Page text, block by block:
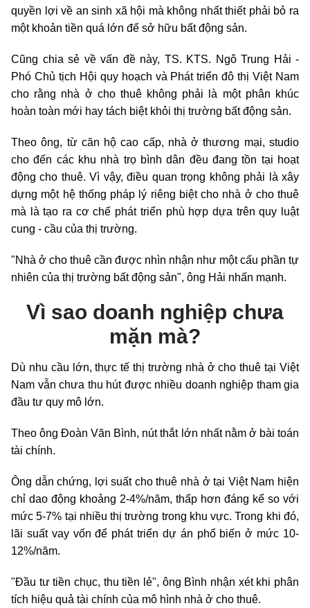
quyền lợi về an sinh xã hội mà không nhất thiết phải bỏ ra
một khoản tiền quá lớn để sở hữu bất động sản.
Cũng chia sẻ về vấn đề này, TS. KTS. Ngô Trung Hải -
Phó Chủ tịch Hội quy hoạch và Phát triển đô thị Việt Nam
cho rằng nhà ở cho thuê không phải là một phân khúc
hoàn toàn mới hay tách biệt khỏi thị trường bất động sản.
Theo ông, từ căn hộ cao cấp, nhà ở thương mại, studio
cho đến các khu nhà trọ bình dân đều đang tồn tại hoạt
động cho thuê. Vì vậy, điều quan trọng không phải là xây
dựng một hệ thống pháp lý riêng biệt cho nhà ở cho thuê
mà là tạo ra cơ chế phát triển phù hợp dựa trên quy luật
cung - cầu của thị trường.
"Nhà ở cho thuê cần được nhìn nhận như một cấu phần tự
nhiên của thị trường bất động sản", ông Hải nhấn mạnh.
Vì sao doanh nghiệp chưa
mặn mà?
Dù nhu cầu lớn, thực tế thị trường nhà ở cho thuê tại Việt
Nam vẫn chưa thu hút được nhiều doanh nghiệp tham gia
đầu tư quy mô lớn.
Theo ông Đoàn Văn Bình, nút thắt lớn nhất nằm ở bài toán
tài chính.
Ông dẫn chứng, lợi suất cho thuê nhà ở tại Việt Nam hiện
chỉ dao động khoảng 2-4%/năm, thấp hơn đáng kể so với
mức 5-7% tại nhiều thị trường trong khu vực. Trong khi đó,
lãi suất vay vốn để phát triển dự án phổ biến ở mức 10-
12%/năm.
"Đầu tư tiền chục, thu tiền lẻ", ông Bình nhận xét khi phân
tích hiệu quả tài chính của mô hình nhà ở cho thuê.